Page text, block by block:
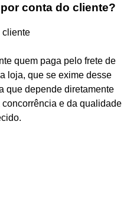
conta do cliente?
cliente
quem paga pelo frete de
loja, que se exime desse
que depende diretamente
e da qualidade